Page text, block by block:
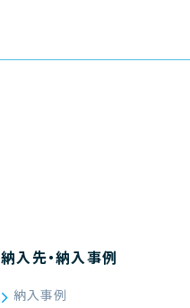
納入先・納入事例
納入事例